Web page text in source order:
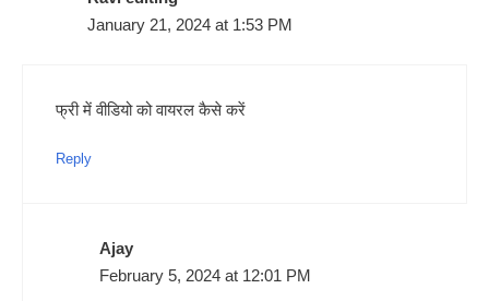
January 21, 2024 at 1:53 PM
फ्री में वीडियो को वायरल कैसे करें
Reply
Ajay
February 5, 2024 at 12:01 PM